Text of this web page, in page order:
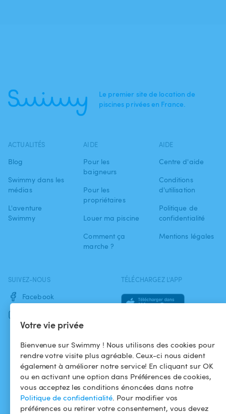
Votre vie privée
Bienvenue sur Swimmy ! Nous utilisons des cookies pour
rendre votre visite plus agréable. Ceux-ci nous aident
également à améliorer notre service! En cliquant sur OK
ou en activant une option dans Préférences de cookies,
vous acceptez les conditions énoncées dans notre
Politique de confidentialité. Pour modifier vos
préférences ou retirer votre consentement, vous devez
Le premier site de location de
piscines privées en France.
ACTUALITÉS
Blog
Swimmy dans les
médias
L'aventure
Swimmy
AIDE
Pour les
baigneurs
Pour les
propriétaires
Louer ma piscine
Comment ça
marche ?
AIDE
Centre d'aide
Conditions
d'utilisation
Politique de
confidentialité
Mentions légales
SUIVEZ-NOUS
Facebook
TÉLÉCHARGEZ L'APP